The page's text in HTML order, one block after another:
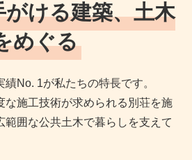
ける建築、土木
めぐる
No. 1が私たちの特長です。
な施工技術が求められる別荘を施
範囲な公共土木で暮らしを支えて